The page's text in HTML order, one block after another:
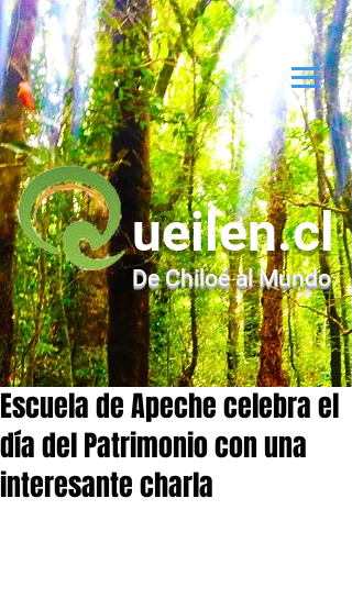
ueilen.cl
De Chiloé al Mundo
Escuela de Apeche celebra el
día del Patrimonio con una
interesante charla